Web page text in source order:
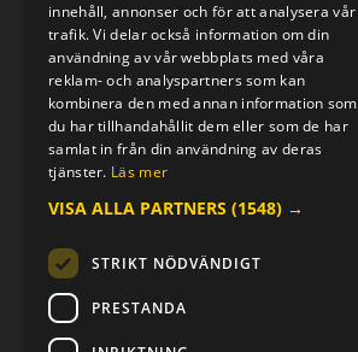
ÖPPETTIDER
Måndag - Torsdag
Lunchstängt
Fredagar
Telefontider
E-POST & TELEFON
verkstaden@mc-kompaniet.se
0500-44 01 00
Swish 123 226 1121
Kontantfri verksamhet
innehåll, annonser och för att analysera vår
trafik. Vi delar också information om din
användning av vår webbplats med våra
reklam- och analyspartners som kan
kombinera den med annan information som
du har tillhandahållit dem eller som de har
samlat in från din användning av deras
tjänster. Läs mer
VISA ALLA PARTNERS (1548) →
STRIKT NÖDVÄNDIGT
PRESTANDA